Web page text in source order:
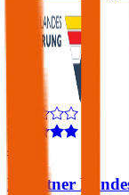
4,0
Kärntner